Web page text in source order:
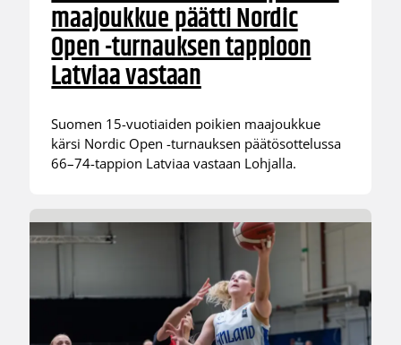
maajoukkue päätti Nordic
Open -turnauksen tappioon
Latviaa vastaan
Suomen 15-vuotiaiden poikien maajoukkue
kärsi Nordic Open -turnauksen päätösottelussa
66–74-tappion Latviaa vastaan Lohjalla.